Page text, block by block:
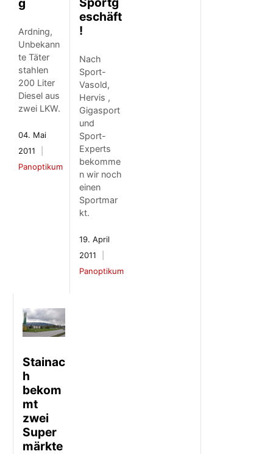
Ardning,
Unbekann
te Täter
stahlen
200 Liter
Diesel aus
zwei LKW.
04. Mai
2011
Panoptikum
eschäft
!
Nach
Sport-
Vasold,
Hervis ,
Gigasport
und
Sport-
Experts
bekomme
n wir noch
einen
Sportmar
kt.
19. April
2011
Panoptikum
Stainac
h
bekom
mt
zwei
Super
märkte